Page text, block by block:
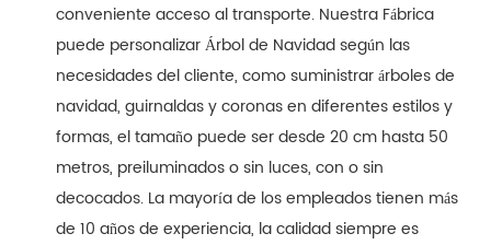
conveniente acceso al transporte. Nuestra Fábrica
puede personalizar Árbol de Navidad según las
necesidades del cliente, como suministrar árboles de
navidad, guirnaldas y coronas en diferentes estilos y
formas, el tamaño puede ser desde 20 cm hasta 50
metros, preiluminados o sin luces, con o sin
decocados. La mayoría de los empleados tienen más
de 10 años de experiencia, la calidad siempre es